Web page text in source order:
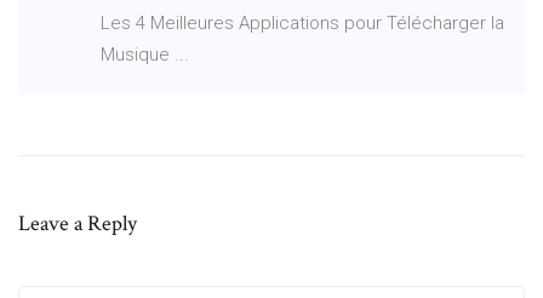
Les 4 Meilleures Applications pour Télécharger la
Musique ...
Leave a Reply